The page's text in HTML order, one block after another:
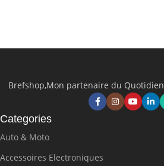
Brefshop,Mon partenaire du Quotidien
Categories
Auto & Moto
Accessoires Electroniques